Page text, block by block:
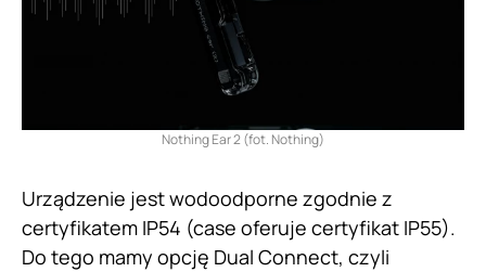
Nothing Ear 2 (fot. Nothing)
Urządzenie jest wodoodporne zgodnie z
certyfikatem IP54 (case oferuje certyfikat IP55).
Do tego mamy opcję Dual Connect, czyli